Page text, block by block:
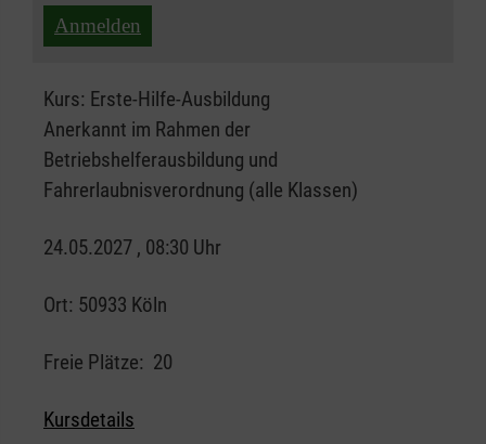
Anmelden
Kurs: Erste-Hilfe-Ausbildung
Anerkannt im Rahmen der
Betriebshelferausbildung und
Fahrerlaubnisverordnung (alle Klassen)
24.05.2027 , 08:30 Uhr
Ort: 50933 Köln
Freie Plätze: 20
Kursdetails